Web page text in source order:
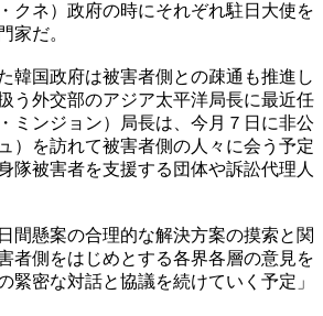
クネ）政府の時にそれぞれ駐日大使を
家だ。
韓国政府は被害者側との疎通も推進し
う外交部のアジア太平洋局長に最近任
ミンジョン）局長は、今月７日に非公
）を訪れて被害者側の人々に会う予定
隊被害者を支援する団体や訴訟代理人
間懸案の合理的な解決方案の摸索と関
者側をはじめとする各界各層の意見を
緊密な対話と協議を続けていく予定」